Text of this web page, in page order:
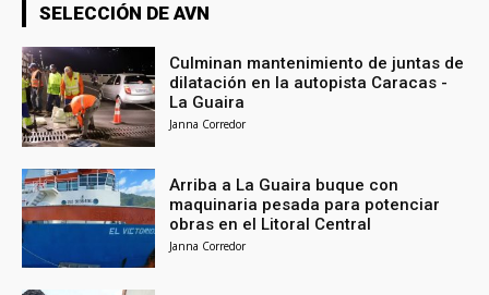
SELECCIÓN DE AVN
Culminan mantenimiento de juntas de
dilatación en la autopista Caracas -
La Guaira
Janna Corredor
Arriba a La Guaira buque con
maquinaria pesada para potenciar
obras en el Litoral Central
Janna Corredor